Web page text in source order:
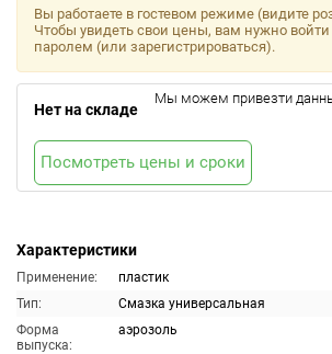
Характеристики
Применение:
пластик
Тип:
Смазка универсальная
Форма
выпуска:
аэрозоль
Вы работаете в гостевом режиме (видите
Чтобы увидеть свои цены, вам нужно
паролем (или зарегистрироваться).
Нет на складе
Мы можем привезти
Посмотреть цены и сроки